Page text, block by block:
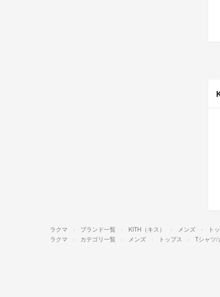
ラクマ ブランド一覧 KITH（キス） メンズ ト
ラクマ カテゴリ一覧 メンズ トップス Tシャツ/